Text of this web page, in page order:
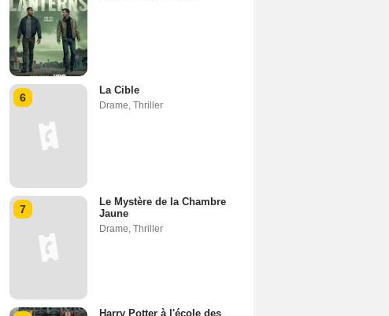
6
La Cible
Drame Thriller
7
Le Mystère de la Chambre
Jaune
Drame Thriller
Harry Potter à l'école des